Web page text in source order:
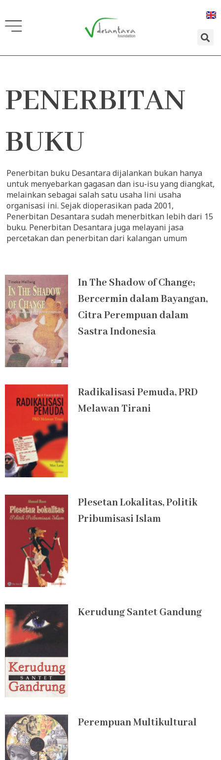
konten
PENERBITAN
BUKU
Penerbitan buku Desantara dijalankan bukan hanya
untuk menyebarkan gagasan dan isu-isu yang diangkat,
melainkan sebagai salah satu usaha lini usaha
organisasi ini. Sejak dioperasikan pada 2001,
Penerbitan Desantara sudah menerbitkan lebih dari 15
buku. Penerbitan Desantara juga melayani jasa
percetakan dan penerbitan dari kalangan umum
In The Shadow of Change;
Bercermin dalam Bayangan,
Citra Perempuan dalam
Sastra Indonesia
Radikalisasi Pemuda, PRD
Melawan Tirani
Plesetan Lokalitas, Politik
Pribumisasi Islam
Kerudung Santet Gandung
Perempuan Multikultural